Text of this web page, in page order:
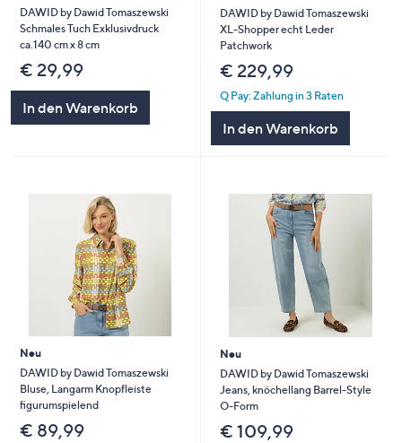
DAWID by Dawid Tomaszewski
Schmales Tuch Exklusivdruck
ca.140 cm x 8 cm
€ 29,99
In den Warenkorb
DAWID by Dawid Tomaszewski
XL-Shopper echt Leder
Patchwork
€ 229,99
Q Pay: Zahlung in 3 Raten
In den Warenkorb
Neu
DAWID by Dawid Tomaszewski
Bluse, Langarm Knopfleiste
figurumspielend
€ 89,99
Neu
DAWID by Dawid Tomaszewski
Jeans, knöchellang Barrel-Style
O-Form
€ 109,99